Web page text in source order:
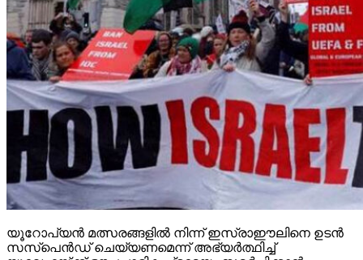
യൂറോപ്യന്‍ മത്സരങ്ങളില്‍ നിന്ന് ഇസ്രാഈലിനെ ഉടന്‍
സസ്‌പെന്‍ഡ് ചെയ്യണമെന്ന് അഭ്യര്‍ത്ഥിച്ച്